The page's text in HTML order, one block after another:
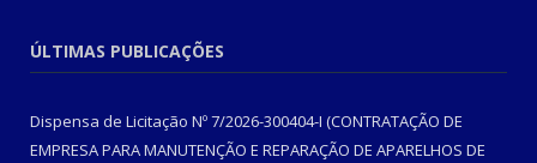
ÚLTIMAS PUBLICAÇÕES
Dispensa de Licitação Nº 7/2026-300404-I (CONTRATAÇÃO DE
EMPRESA PARA MANUTENÇÃO E REPARAÇÃO DE APARELHOS DE